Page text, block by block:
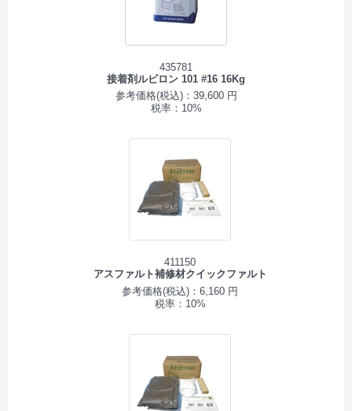
435781
接着剤ルビロン 101 #16 16Kg
参考価格(税込)：39,600 円
税率：10%
411150
アスファルト補修材クイックファルト
参考価格(税込)：6,160 円
税率：10%